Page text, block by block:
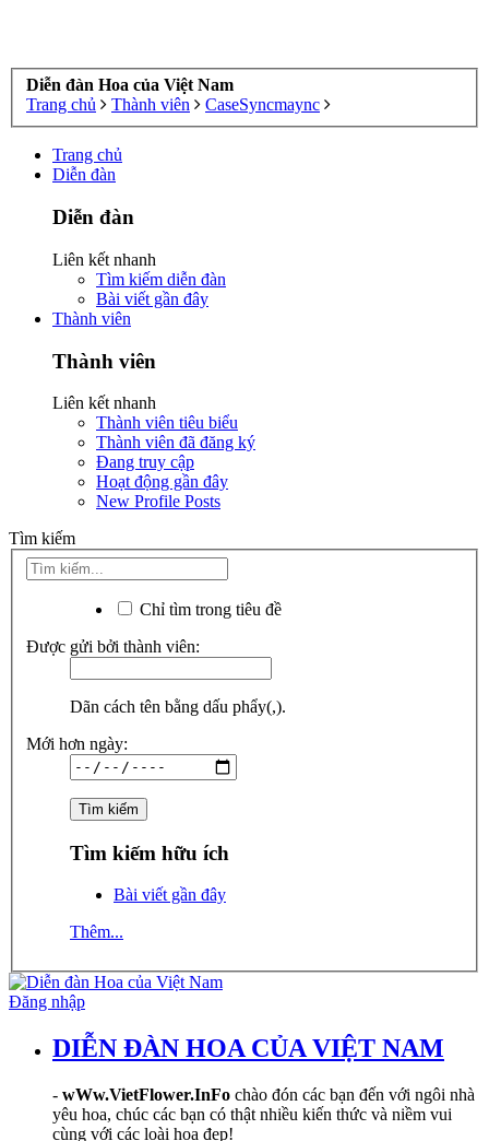
Diễn đàn Hoa của Việt Nam
Trang chủ
Thành viên CaseSyncmaync
Trang chủ
Diễn đàn
Diễn đàn
Liên kết nhanh
Tìm kiếm diễn đàn
Bài viết gần đây
Thành viên
Thành viên
Liên kết nhanh
Thành viên tiêu biểu
Thành viên đã đăng ký
Đang truy cập
Hoạt động gần đây
New Profile Posts
Tìm kiếm
Chỉ tìm trong tiêu đề
Được gửi bởi thành viên:
Dãn cách tên bằng dấu phẩy(,).
Mới hơn ngày:
Tìm kiếm hữu ích
Bài viết gần đây
Thêm...
Đăng nhập
DIỄN ĐÀN HOA CỦA VIỆT NAM
- wWw.VietFlower.InFo chào đón các bạn đến với ngôi nhà
yêu hoa, chúc các bạn có thật nhiều kiến thức và niềm vui
cùng với các loài hoa đẹp!